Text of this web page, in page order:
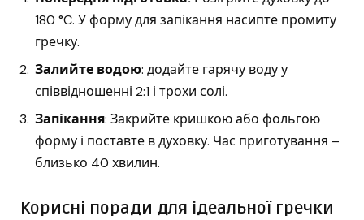
180 °C. У форму для запікання насипте промиту
гречку.
Залийте водою: додайте гарячу воду у
співвідношенні 2:1 і трохи солі.
Запікання: Закрийте кришкою або фольгою
форму і поставте в духовку. Час приготування –
близько 40 хвилин.
Корисні поради для ідеальної гречки